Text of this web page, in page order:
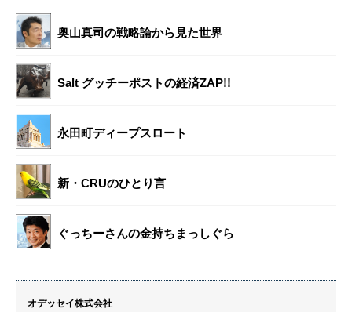
奥山真司の戦略論から見た世界
Salt グッチーポストの経済ZAP!!
永田町ディープスロート
新・CRUのひとり言
ぐっちーさんの金持ちまっしぐら
オデッセイ株式会社